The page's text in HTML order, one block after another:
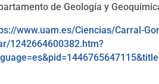
de Geología y
www.uam.es/Ciencias/Carral-
1242664600382.htm?